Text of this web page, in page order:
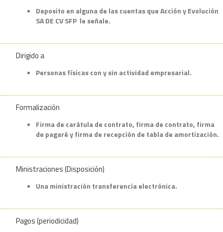
Deposito en alguna de las cuentas que Acción y Evolución
SA DE CV SFP le señale.
Dirigido a
Personas físicas con y sin actividad empresarial.
Formalización
Firma de carátula de contrato, firma de contrato, firma
de pagaré y firma de recepción de tabla de amortización.
Ministraciones (Disposición)
Una ministración transferencia electrónica.
Pagos (periodicidad)